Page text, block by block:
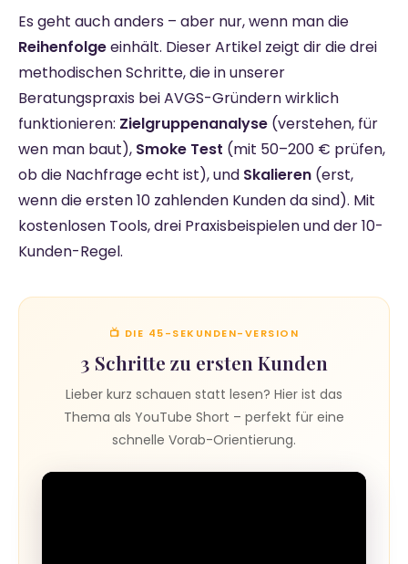
Es geht auch anders – aber nur, wenn man die
Reihenfolgeeinhält. Dieser Artikel zeigt dir die drei
methodischen Schritte, die in unserer
Beratungspraxis bei AVGS-Gründern wirklich
funktionieren: Zielgruppenanalyse (verstehen, für
wen man baut), Smoke Test (mit 50–200 € prüfen,
ob die Nachfrage echt ist), und Skalieren (erst,
wenn die ersten 10 zahlenden Kunden da sind). Mit
kostenlosen Tools, drei Praxisbeispielen und der 10-
Kunden-Regel.
📺 DIE 45-SEKUNDEN-VERSION
3 Schritte zu ersten Kunden
Lieber kurz schauen statt lesen? Hier ist das
Thema als YouTube Short – perfekt für eine
schnelle Vorab-Orientierung.